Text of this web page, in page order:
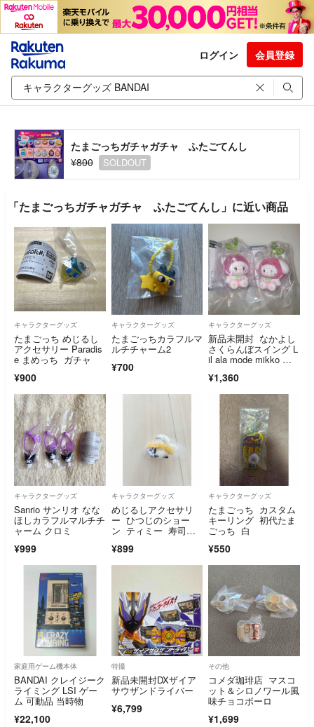
ログイン 会員登録
たまごっちガチャガチャ ふたごてんし
¥800
SOLDOUT
「たまごっちガチャガチャ ふたごてんし」に近い商品
キャラクターグッズ
たまごっち めじるし
アクセサリー Paradis
e まめっち ガチャ
¥900
キャラクターグッズ
たまごっちカラフルマ
ルチチャーム2
¥700
キャラクターグッズ
新品未開封 なかよし
さくらんぼスイング L
il ala mode mikko リ
ス キャミー ガチャ
¥1,360
キャラクターグッズ
Sanrio サンリオ なな
ほしカラフルマルチチ
ャーム クロミ
¥999
キャラクターグッズ
めじるしアクセサリ
ー ひつじのショー
ン ティミー 寿司ス
¥899
キャラクターグッズ
たまごっち カスタム
キーリング 初代たま
ごっち 白
¥550
家庭用ゲーム機本体
BANDAI クレイジーク
ライミング LSI ゲー
ム 可動品 当時物
¥22,100
特撮
新品未開封DXザイア
サウザンドライバー
¥6,799
その他
コメダ珈琲店 マスコ
ット＆シロノワール風
味チョコボーロ
¥1,699